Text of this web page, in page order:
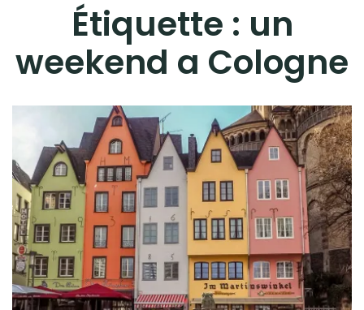
Étiquette : un
weekend a Cologne
VOYAGES À L’ÉTRANGER